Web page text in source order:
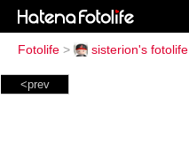
Fotolife > sisterion's fotolife
<prev